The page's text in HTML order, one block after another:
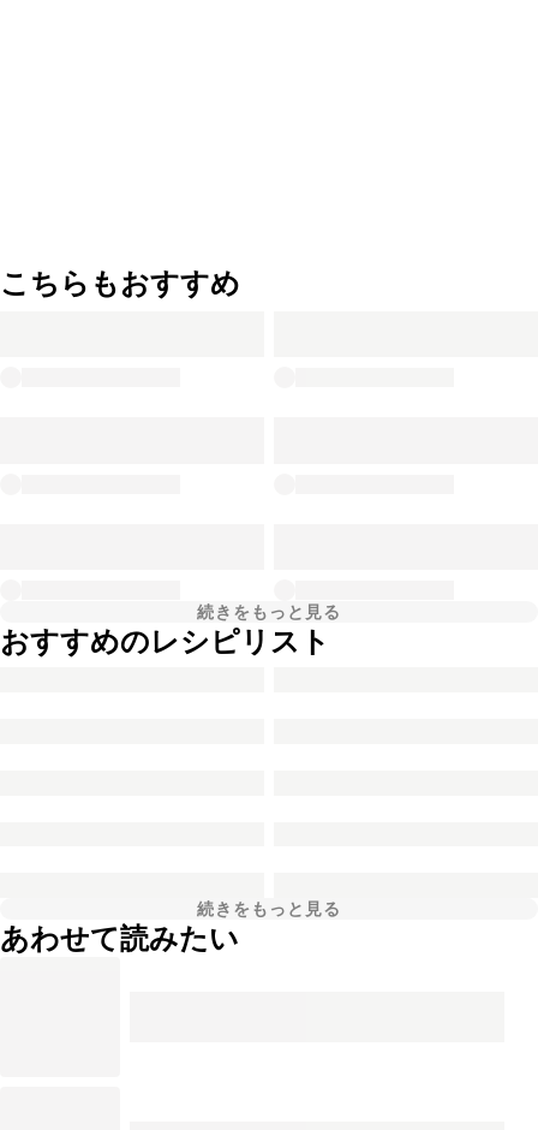
こちらもおすすめ
続きをもっと見る
おすすめのレシピリスト
続きをもっと見る
あわせて読みたい